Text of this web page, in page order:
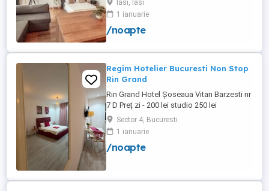
puncte cheie ale orasului doar in
complexe rezidentiale noi: *Zona Palas
Mall - Centru - Complex Lazar Residence;
Residence; *Zona Palas Mall - ...
Iasi, Iasi
1 ianuarie
/noapte
Regim Hotelier Bucuresti Non Stop
Rin Grand
Rin Grand Hotel Șoseaua Vitan Barzesti nr
7 D Preț zi - 200 lei studio 250 lei
apartament
Sector 4, Bucuresti
1 ianuarie
/noapte